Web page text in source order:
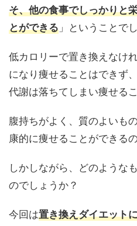
そ、他の食事でしっかりと
とができる 」ということでし
低カロリーで置き換えなけ
になり痩せることはできず
代謝は落ちてしまい痩せる
腹持ちがよく、質のよいも
康的に痩せることができるの
しかしながら、どのような
のでしょうか？
今回は置き換えダイエット